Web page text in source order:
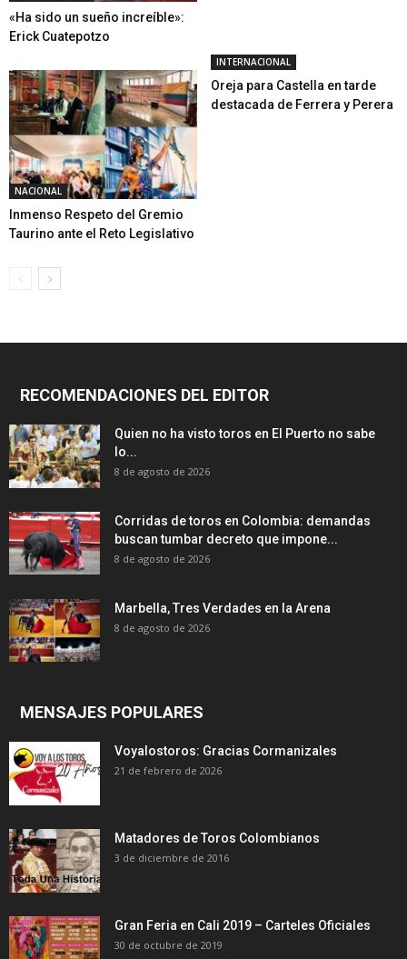
«Ha sido un sueño increíble»:
Erick Cuatepotzo
NACIONAL
Inmenso Respeto del Gremio
Taurino ante el Reto Legislativo
INTERNACIONAL
Oreja para Castella en tarde
destacada de Ferrera y Perera
RECOMENDACIONES DEL EDITOR
Quien no ha visto toros en El Puerto no sabe
lo...
8 de agosto de 2026
Corridas de toros en Colombia: demandas
buscan tumbar decreto que impone...
8 de agosto de 2026
Marbella, Tres Verdades en la Arena
8 de agosto de 2026
MENSAJES POPULARES
Voyalostoros: Gracias Cormanizales
21 de febrero de 2026
Matadores de Toros Colombianos
3 de diciembre de 2016
Gran Feria en Cali 2019 – Carteles Oficiales
30 de octubre de 2019